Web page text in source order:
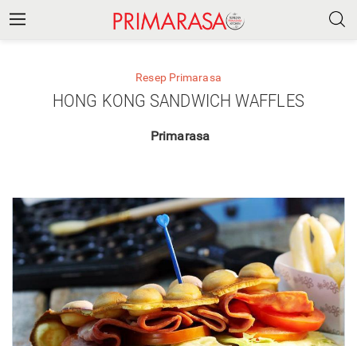
Resep Primarasa
HONG KONG SANDWICH WAFFLES
Primarasa